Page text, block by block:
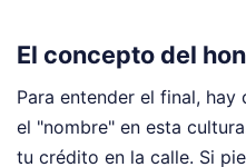
El concepto del
Para entender el final,
el "nombre" en esta
tu crédito en la calle. Si